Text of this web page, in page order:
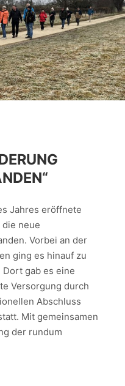
Jahres eröffnete
neue
Vorbei an der
ging es hinauf zu
gab es eine
Versorgung durch
Abschluss
Mit gemeinsamen
der rundum